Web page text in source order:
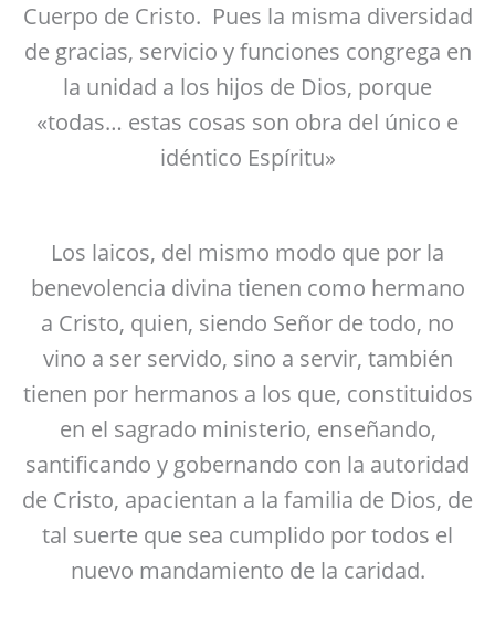
Cuerpo de Cristo. Pues la misma diversidad
de gracias, servicio y funciones congrega en
la unidad a los hijos de Dios, porque
«todas… estas cosas son obra del único e
idéntico Espíritu»
Los laicos, del mismo modo que por la
benevolencia divina tienen como hermano
a Cristo, quien, siendo Señor de todo, no
vino a ser servido, sino a servir, también
tienen por hermanos a los que, constituidos
en el sagrado ministerio, enseñando,
santificando y gobernando con la autoridad
de Cristo, apacientan a la familia de Dios, de
tal suerte que sea cumplido por todos el
nuevo mandamiento de la caridad.